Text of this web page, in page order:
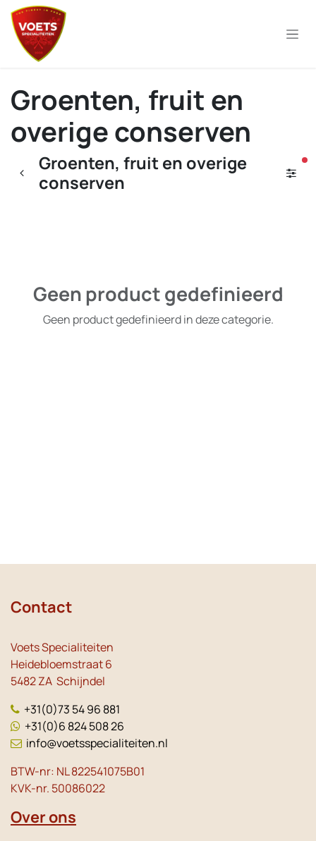
Overslaan naar inhoud
Groenten, fruit en
overige conserven
Groenten, fruit en overige
conserven
Geen product gedefinieerd
Geen product gedefinieerd in deze categorie.
Contact
Voets Specialiteiten
Heidebloemstraat 6
5482 ZA Schijndel
+31(0)73 54 96 881
+31(0)6 824 508 26
info@voetsspecialiteiten.nl
BTW-nr: NL 822541075B01
KVK-nr. 50086022
Over ons